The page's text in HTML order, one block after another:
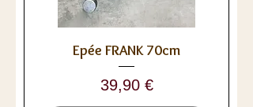
Epée FRANK 70cm
Prix
39,90 €